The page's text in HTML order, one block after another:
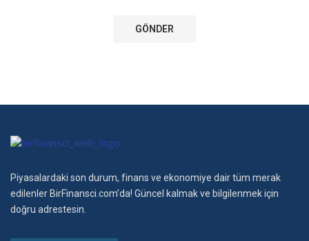
Piyasalardaki son durum, finans ve ekonomiye dair tüm merak
edilenler BirFinansci.com’da! Güncel kalmak ve bilgilenmek için
doğru adrestesin.